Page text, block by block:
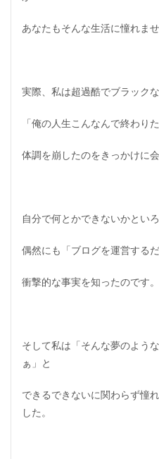
あなたもそんな生活に憧れま
実際、私は超過酷でブラック
「俺の人生こんなんで終わり
体調を崩したのをきっかけに
自分で何とかできないかとい
偶然にも「ブログを運営する
衝撃的な事実を知ったのです。
そして私は「そんな夢のよう
ぁ」と
できるできないに関わらず憧
した。